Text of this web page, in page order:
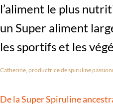
l’aliment le plus
un Super aliment
les sportifs et les
Catherine, productrice de spiruline
De la Super Spiruline